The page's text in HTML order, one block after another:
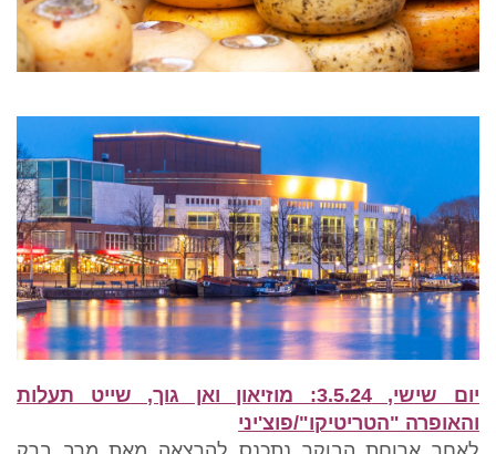
יום שישי, 3.5.24: מוזיאון ואן גוך, שייט תעלות
והאופרה "הטריטיקו"/פוצ'יני